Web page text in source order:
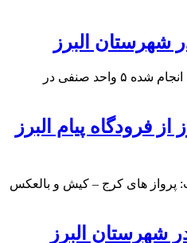
محمد نصیری گفت: در ۴۵ بازدید انجام شده ۵ واحد صنفی در
فرودگاه پیام البرز
پرواز های کرج – کیش و بالعکس
شهرستان البرز